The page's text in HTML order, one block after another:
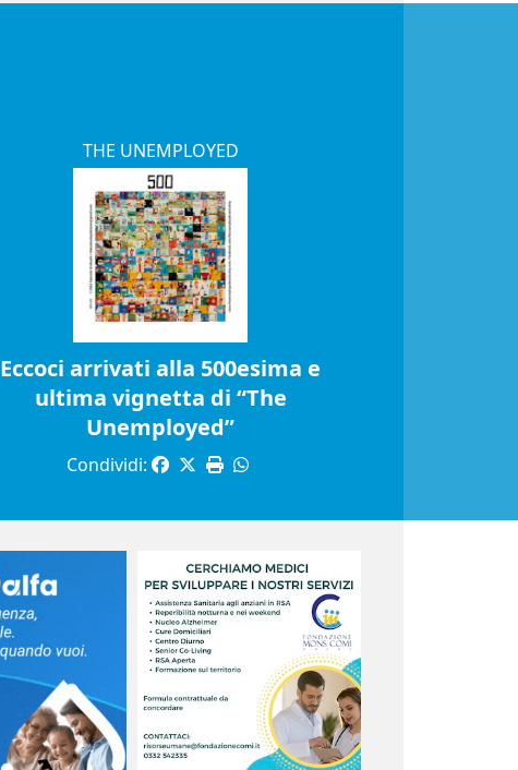
THE UNEMPLOYED
Eccoci arrivati alla 500esima e
ultima vignetta di “The
Unemployed”
Condividi: